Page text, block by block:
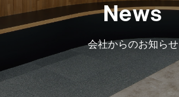
News
会社からのお知らせ